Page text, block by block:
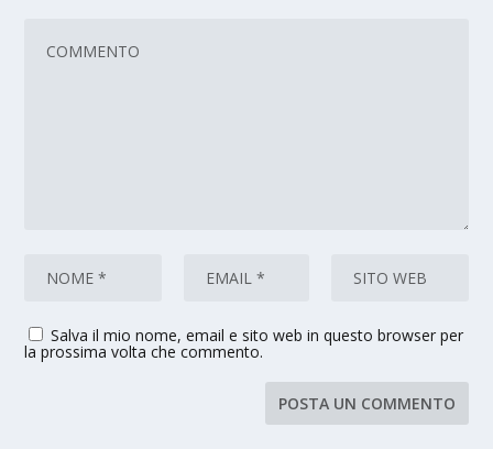
Salva il mio nome, email e sito web in questo browser per
la prossima volta che commento.